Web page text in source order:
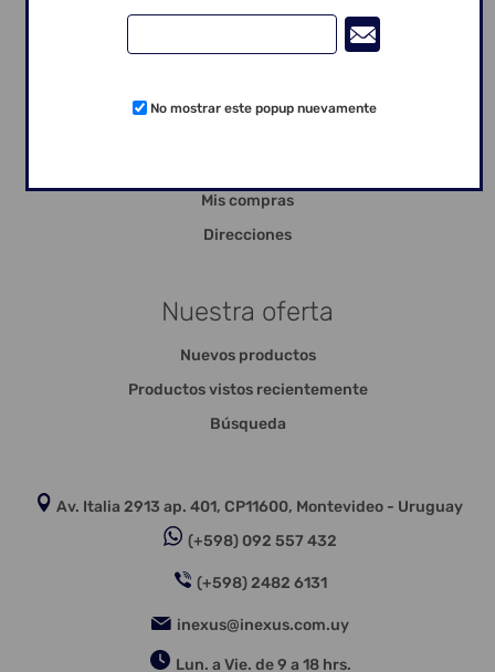
Condiciones de Uso
Cuenta
Mis compras
Direcciones
Nuestra oferta
Nuevos productos
Productos vistos recientemente
Búsqueda
Av. Italia 2913 ap. 401, CP11600, Montevideo - Uruguay
(+598) 092 557 432
(+598) 2482 6131
inexus@inexus.com.uy
Lun. a Vie. de 9 a 18 hrs.
No mostrar este popup nuevamente